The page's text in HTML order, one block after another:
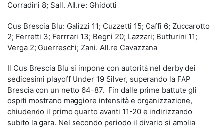
Corradini 8; Sall. All.re: Ghidotti
Cus Brescia Blu: Galizzi 11; Cuzzetti 15; Caffi 6; Zuccarotto
2; Ferretti 3; Ferrrari 13; Begni 20; Lazzari; Butturini 11;
Verga 2; Guerreschi; Zani. All.re Cavazzana
Il Cus Brescia Blu si impone con autorità nel derby dei
sedicesimi playoff Under 19 Silver, superando la FAP
Brescia con un netto 64-87. Fin dalle prime battute gli
ospiti mostrano maggiore intensità e organizzazione,
chiudendo il primo quarto avanti 11-20 e indirizzando
subito la gara. Nel secondo periodo il divario si amplia